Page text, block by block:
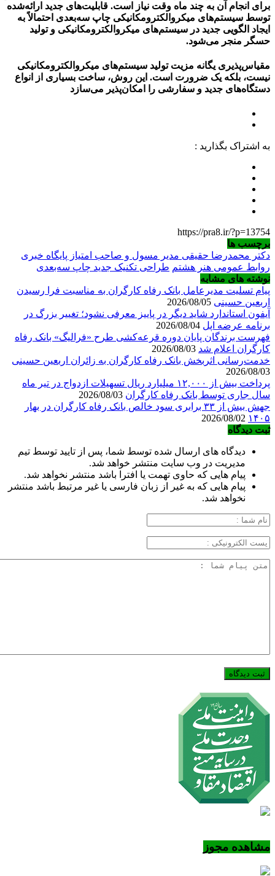
برای انجام آن به چند ماه وقت نیاز است. قابلیت‌های جدید ارائه‌شده
توسط سیستم‌های میکروالکترومکانیکی چاپ سه‌بعدی احتمالاً به
ایجاد الگویی جدید در سیستم‌های میکروالکترومکانیکی و تولید
حسگر منجر می‌شود.
مقیاس‌پذیری یگانه مزیت تولید سیستم‌های میکروالکترومکانیکی
نیست، بلکه یک ضرورت است. این روش، ساخت بسیاری از انواع
دستگاه‌های جدید و سفارشی را امکان‌پذیر می‌سازد
به اشتراک بگذارید :
https://pra8.ir/?p=13754
برچسب ها
دکتر محمدرضا حقیقی مدیر مسول و صاحب امتیاز پایگاه خبری
روابط عمومی هنر هشتم طراحی تکنیک جدید چاپ سه‌بعدی
نوشته های مشابه
پیام تسلیت مدیرعامل بانک رفاه کارگران به مناسبت فرا رسیدن
اربعین حسینی
آیفون استاندارد شاید دیگر در پاییز معرفی نشود؛ تغییر بزرگ در
برنامه عرضه اپل
فهرست برندگان پایان دوره قرعه‌کشی طرح «فرالیگ» بانک رفاه
کارگران اعلام شد
خدمت‌رسانی اثربخش بانک رفاه کارگران به زائران اربعین حسینی
2026/08/03
پرداخت بیش از ۱۲,۰۰۰ میلیارد ریال تسهیلات ازدواج در تیر ماه
سال جاری توسط بانک رفاه کارگران
جهش بیش از ۳۳ برابری سود خالص بانک رفاه کارگران در بهار
۱۴۰۵
ثبت دیدگاه
دیدگاه های ارسال شده توسط شما، پس از تایید توسط تیم
مدیریت در وب سایت منتشر خواهد شد.
پیام هایی که حاوی تهمت یا افترا باشد منتشر نخواهد شد.
پیام هایی که به غیر از زبان فارسی یا غیر مرتبط باشد منتشر
نخواهد شد.
مشاهده مجوز